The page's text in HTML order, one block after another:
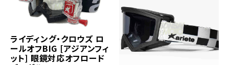
ライディング・クロウズ ロ
ールオフBIG [アジアンフィ
ット] 眼鏡対応オフロード